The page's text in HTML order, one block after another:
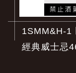
1SMM&H-1
經典威士忌